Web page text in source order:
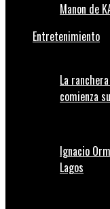
Manon de
Entretenimiento
La
comienza
Ignacio
Lagos